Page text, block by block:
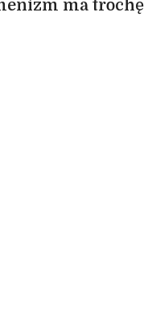
ma trochę